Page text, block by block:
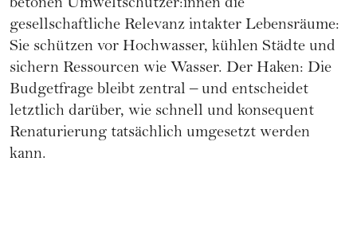
betonen Umweltschützer:innen die
gesellschaftliche Relevanz intakter Lebensräume:
Sie schützen vor Hochwasser, kühlen Städte und
sichern Ressourcen wie Wasser. Der Haken: Die
Budgetfrage bleibt zentral – und entscheidet
letztlich darüber, wie schnell und konsequent
Renaturierung tatsächlich umgesetzt werden
kann.